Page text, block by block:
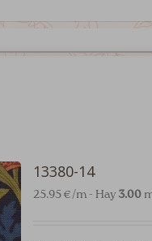
13380-14
25.95 €/m - Hay 3.00